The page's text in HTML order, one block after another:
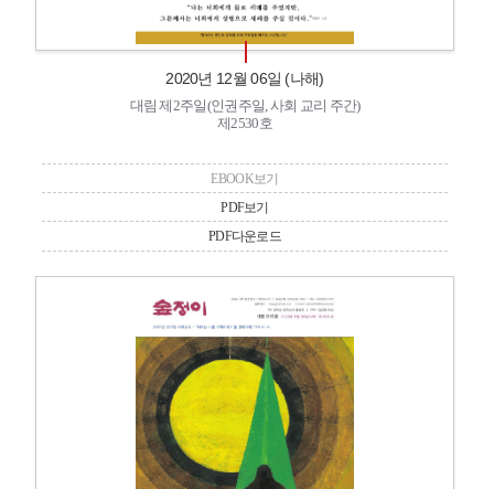
2020년 12월 06일 (나해)
대림 제2주일(인권주일, 사회 교리 주간)
제2530호
EBOOK보기
PDF보기
PDF다운로드